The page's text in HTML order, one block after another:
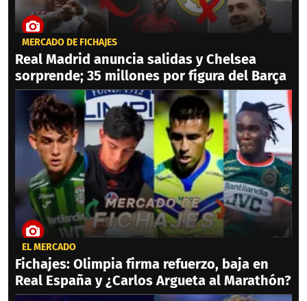
MERCADO DE FICHAJES
Real Madrid anuncia salidas y Chelsea
sorprende; 35 millones por figura del Barça
EL MERCADO
Fichajes: Olimpia firma refuerzo, baja en
Real España y ¿Carlos Argueta al Marathón?